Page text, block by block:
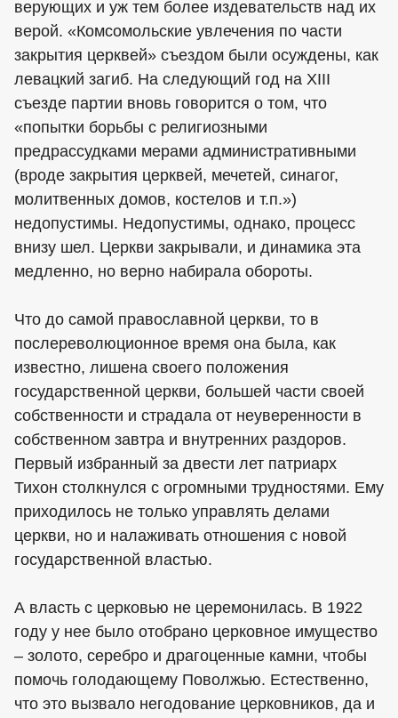
верующих и уж тем более издевательств над их
верой. «Комсомольские увлечения по части
закрытия церквей» съездом были осуждены, как
левацкий загиб. На следующий год на XIII
съезде партии вновь говорится о том, что
«попытки борьбы с религиозными
предрассудками мерами административными
(вроде закрытия церквей, мечетей, синагог,
молитвенных домов, костелов и т.п.»)
недопустимы. Недопустимы, однако, процесс
внизу шел. Церкви закрывали, и динамика эта
медленно, но верно набирала обороты.
Что до самой православной церкви, то в
послереволюционное время она была, как
известно, лишена своего положения
государственной церкви, большей части своей
собственности и страдала от неуверенности в
собственном завтра и внутренних раздоров.
Первый избранный за двести лет патриарх
Тихон столкнулся с огромными трудностями. Ему
приходилось не только управлять делами
церкви, но и налаживать отношения с новой
государственной властью.
А власть с церковью не церемонилась. В 1922
году у нее было отобрано церковное имущество
– золото, серебро и драгоценные камни, чтобы
помочь голодающему Поволжью. Естественно,
что это вызвало негодование церковников, да и